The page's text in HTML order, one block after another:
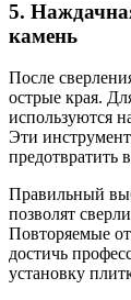
5.
камень
После
острые края.
используются
Эти
предотвратить
Правильный
позволят
Повторяемые
достичь
установку